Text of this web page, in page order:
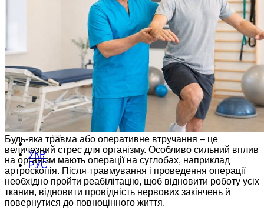
Курси навчання мануальної терапії для лікарів
і реабілітологів
Малоінвазивні методи естетичної корекції,
омолодження, лікування хребта, суглобів,
судин, нервів, шкіри і волосся
Мікро ін’єкційна терапія
Естетична мезотерапія, мікроголкова і
мікроін’єкційна терапія
Про клініку
Контакти
УКР
РУС
Будь-яка травма або оперативне втручання – це
величезний стрес для організму. Особливо сильний вплив
на організм мають операції на суглобах, наприклад
артроскопія. Після травмування і проведення операції
необхідно пройти реабілітацію, щоб відновити роботу усіх
тканин, відновити провідність нервових закінчень й
повернутися до повноцінного життя.